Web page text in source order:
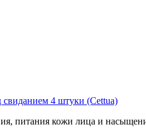
свиданием 4 штуки (Cettua)
питания кожи лица и